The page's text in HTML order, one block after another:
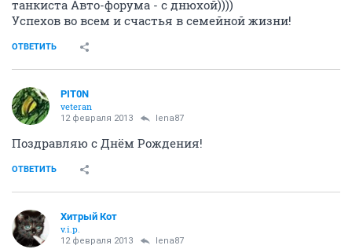
танкиста Авто-форума - с днюхой))))
Успехов во всем и счастья в семейной жизни!
ОТВЕТИТЬ
PIT0N
veteran
12 февраля 2013 lena87
Поздравляю с Днём Рождения!
ОТВЕТИТЬ
Хитрый Кот
v.i.p.
12 февраля 2013 lena87